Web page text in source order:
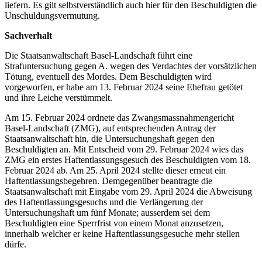
liefern. Es gilt selbstverständlich auch hier für den Beschuldigten die
Unschuldungsvermutung.
Sachverhalt
Die Staatsanwaltschaft Basel-Landschaft führt eine
Strafuntersuchung gegen A. wegen des Verdachtes der vorsätzlichen
Tötung, eventuell des Mordes. Dem Beschuldigten wird
vorgeworfen, er habe am 13. Februar 2024 seine Ehefrau getötet
und ihre Leiche verstümmelt.
Am 15. Februar 2024 ordnete das Zwangsmassnahmengericht
Basel-Landschaft (ZMG), auf entsprechenden Antrag der
Staatsanwaltschaft hin, die Untersuchungshaft gegen den
Beschuldigten an. Mit Entscheid vom 29. Februar 2024 wies das
ZMG ein erstes Haftentlassungsgesuch des Beschuldigten vom 18.
Februar 2024 ab. Am 25. April 2024 stellte dieser erneut ein
Haftentlassungsbegehren. Demgegenüber beantragte die
Staatsanwaltschaft mit Eingabe vom 29. April 2024 die Abweisung
des Haftentlassungsgesuchs und die Verlängerung der
Untersuchungshaft um fünf Monate; ausserdem sei dem
Beschuldigten eine Sperrfrist von einem Monat anzusetzen,
innerhalb welcher er keine Haftentlassungsgesuche mehr stellen
dürfe.